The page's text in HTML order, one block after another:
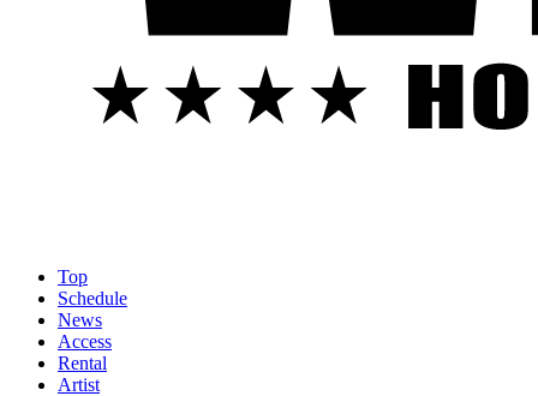
Top
Schedule
News
Access
Rental
Artist